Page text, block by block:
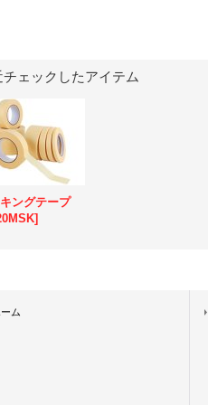
チェックしたアイテム
ングテープ
]
ム